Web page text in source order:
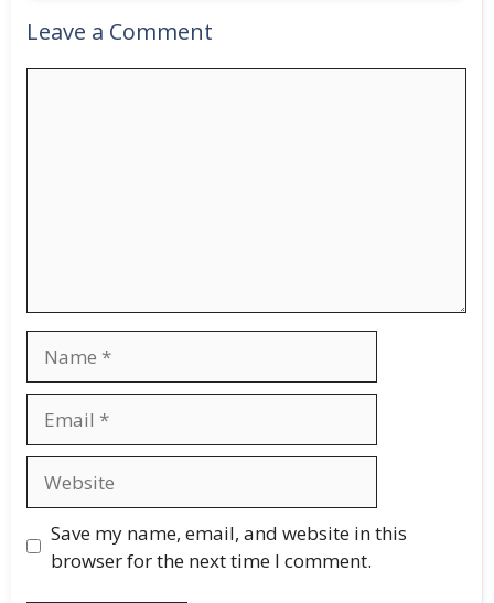
Leave a Comment
Save my name, email, and website in this
browser for the next time I comment.